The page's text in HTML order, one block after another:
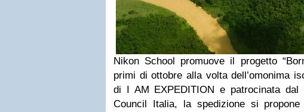
Nikon School promuove il progetto
primi di ottobre alla volta dell’omonima
di I AM EXPEDITION e patrocinata dal
Council Italia, la spedizione si